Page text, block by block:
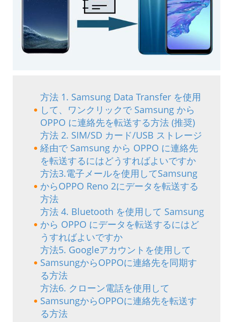
方法 1. Samsung Data Transfer を使用
して、ワンクリックで Samsung から
OPPO に連絡先を転送する方法 (推奨)
方法 2. SIM/SD カード/USB ストレージ
経由で Samsung から OPPO に連絡先
を転送するにはどうすればよいですか
方法3.電子メールを使用してSamsung
からOPPO Reno 2にデータを転送する
方法
方法 4. Bluetooth を使用して Samsung
から OPPO にデータを転送するにはど
うすればよいですか
方法5. Googleアカウントを使用して
SamsungからOPPOに連絡先を同期す
る方法
方法6. クローン電話を使用して
SamsungからOPPOに連絡先を転送す
る方法